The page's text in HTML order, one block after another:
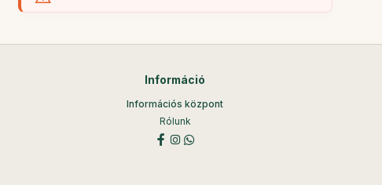
Információ
Információs központ
Rólunk